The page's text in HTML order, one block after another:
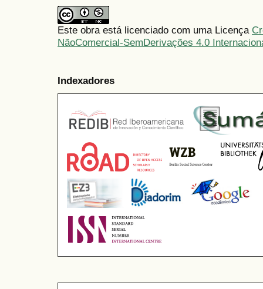
Este obra está licenciado com uma Licença
NãoComercial-SemDerivações 4.0
Indexadores